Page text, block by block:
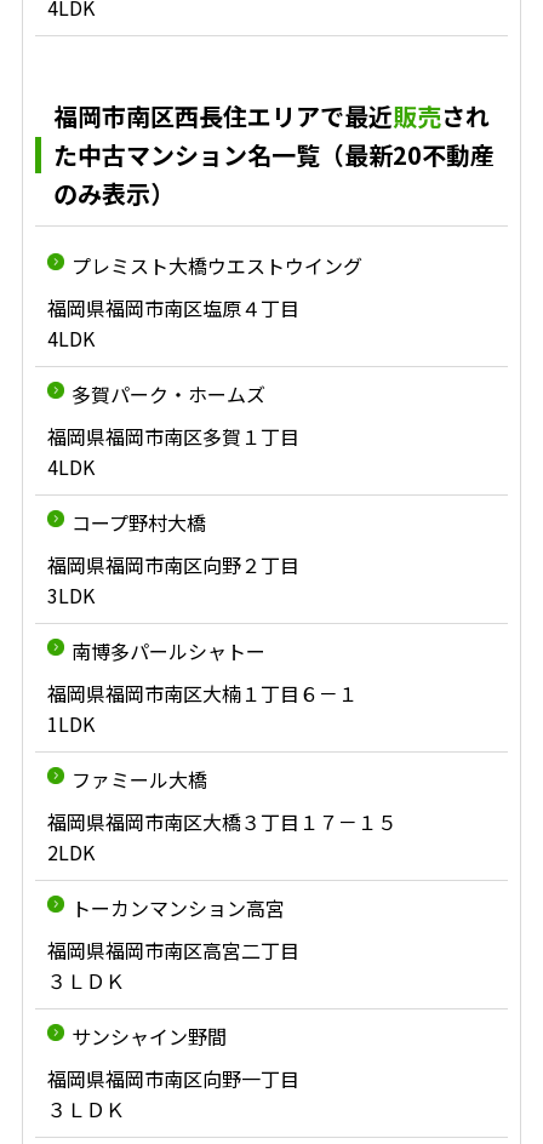
4LDK
福岡市南区西長住エリアで最近販売され
た中古マンション名一覧（最新20不動産
のみ表示）
プレミスト大橋ウエストウイング
福岡県福岡市南区塩原４丁目
4LDK
多賀パーク・ホームズ
福岡県福岡市南区多賀１丁目
4LDK
コープ野村大橋
福岡県福岡市南区向野２丁目
3LDK
南博多パールシャトー
福岡県福岡市南区大楠１丁目６－１
1LDK
ファミール大橋
福岡県福岡市南区大橋３丁目１７－１５
2LDK
トーカンマンション高宮
福岡県福岡市南区高宮二丁目
３ＬＤＫ
サンシャイン野間
福岡県福岡市南区向野一丁目
３ＬＤＫ